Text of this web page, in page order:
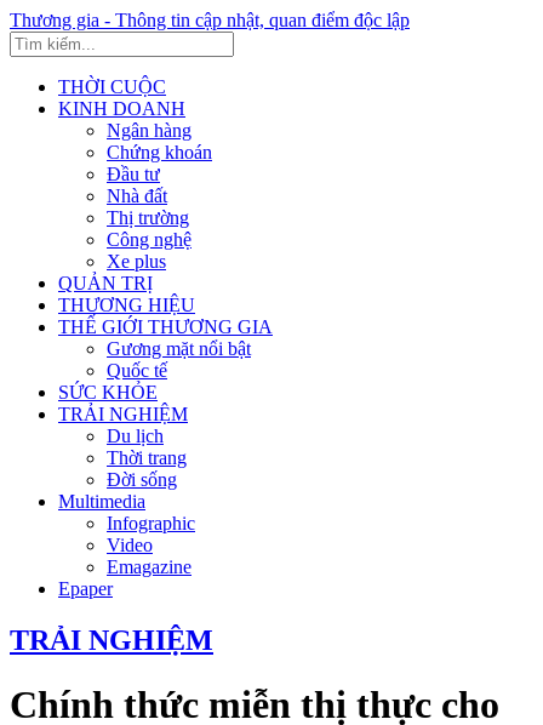
Thương gia - Thông tin cập nhật, quan điểm độc lập
THỜI CUỘC
KINH DOANH
Ngân hàng
Chứng khoán
Đầu tư
Nhà đất
Thị trường
Công nghệ
Xe plus
QUẢN TRỊ
THƯƠNG HIỆU
THẾ GIỚI THƯƠNG GIA
Gương mặt nổi bật
Quốc tế
SỨC KHỎE
TRẢI NGHIỆM
Du lịch
Thời trang
Đời sống
Multimedia
Infographic
Video
Emagazine
Epaper
TRẢI NGHIỆM
Chính thức miễn thị thực cho